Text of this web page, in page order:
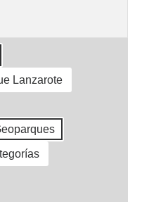
Lanzarote